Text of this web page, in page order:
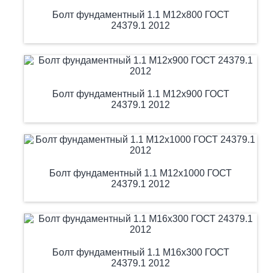
Болт фундаментный 1.1 М12х800 ГОСТ
24379.1 2012
Болт фундаментный 1.1 М12х900 ГОСТ
24379.1 2012
Болт фундаментный 1.1 М12х1000 ГОСТ
24379.1 2012
Болт фундаментный 1.1 М16х300 ГОСТ
24379.1 2012